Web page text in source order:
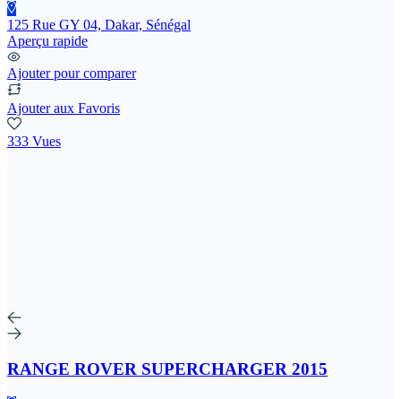
125 Rue GY 04, Dakar, Sénégal
Aperçu rapide
Ajouter pour comparer
Ajouter aux Favoris
333 Vues
RANGE ROVER SUPERCHARGER 2015